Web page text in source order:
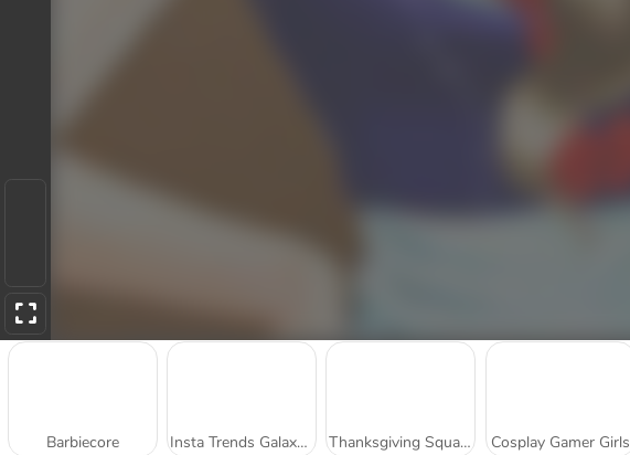
Barbiecore Insta Trends Galaxy Fashion Thanksgiving Squad Style Cosplay Gamer Girls